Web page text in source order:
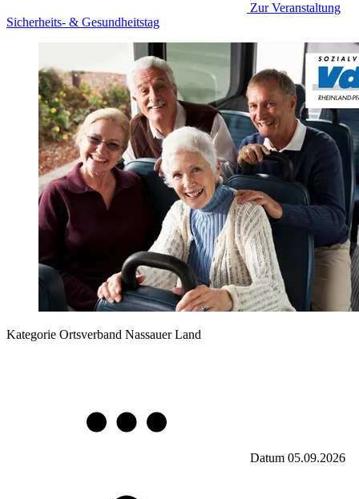
Zur Veranstaltung
Sicherheits- & Gesundheitstag
Kategorie Ortsverband Nassauer Land
Datum 05.09.2026